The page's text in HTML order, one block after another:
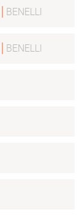
BENELLI
BENELLI